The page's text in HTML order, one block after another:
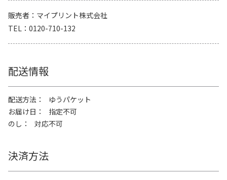
販売者
マイプリント株式会社
TEL
0120-710-132
配送情報
配送方法
ゆうパケット
お届け日
指定不可
のし
対応不可
決済方法